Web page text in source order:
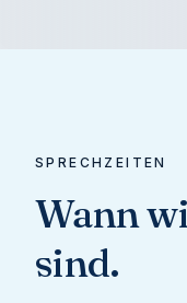
SPRECHZEITEN
Wann
sind.